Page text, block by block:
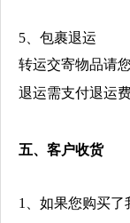
5、包裹退运
转运交寄物品请
退运需支付退运
五、 客户收货
1、如果您购买了